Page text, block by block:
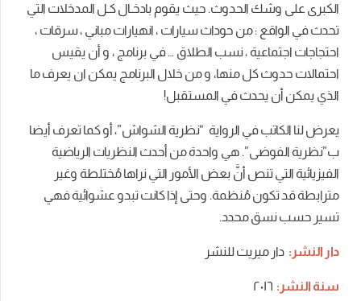
الكبرى على وشك الحدوث. حيث يقوم بادخـال كـل المدخلات التي
تحدث في الواقع : من حوداث سيارات ، انهيارات مباني ، سرقات ،
احتجاجات اجتماعية ، نسب الطلاق … في برنامج ، و أن يقيس
احتمالات حدوث كل منها، و من خلال البرنامج يمكن ان يعرف ما
الذي يمكن أن يحدث في المستقبل!
يعرض لنا الكاتب في الرواية “نظرية الشواش”، أو كما تعرف أيضا
ب”نظرية الفوضى”. هي واحدة من أحدث النظريات الرياضية
الفيزيائية التي تنص أنَّ بعض الأمور التي نراها مُختلطة وغير
مترابطة قد تكون مُنظمة. وحتى إذا كانت تبدو عشوائية فهي
تسير حسب نسق محدد.
دار النشر: دار ميريت للنشر
سنة النشر: